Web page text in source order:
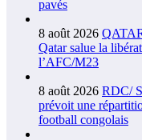
pavés
8 août 2026
Qatar salue la
l’AFC/M23
8 août 2026 RDC/
prévoit une
football congolais